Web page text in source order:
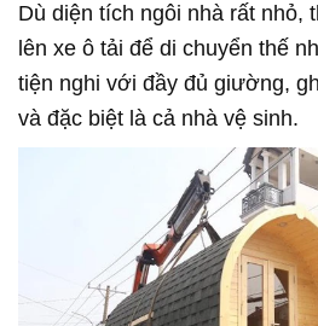
Dù diện tích ngôi nhà rất nhỏ,
lên xe ô tải để di chuyển thế
tiện nghi với đầy đủ giường,
và đặc biệt là cả nhà vệ sinh.